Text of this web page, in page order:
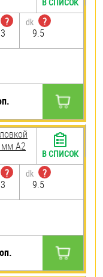
?
3
dk
?
9.5
мм А2
?
3
dk
?
9.5
В СПИСОК